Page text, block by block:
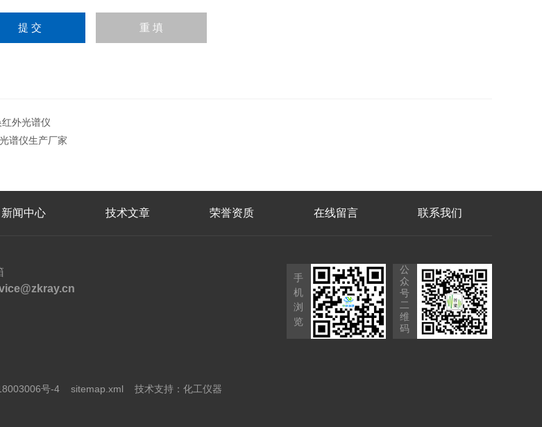
外光谱仪
谱仪生产厂家
新闻中心 技术文章 荣誉资质 在线留言 联系我们
手
机
浏
览
公
众
号
二
维
码
号-4 sitemap.xml 技术支持： 化工仪器